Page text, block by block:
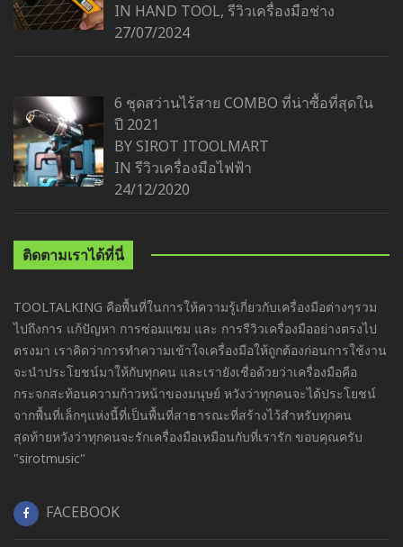
IN HAND TOOL, รีวิวเครื่องมือช่าง
27/07/2024
6 ชุดสว่านไร้สาย COMBO ที่น่าซื้อที่สุดใน
ปี 2021
BY SIROT ITOOLMART
IN รีวิวเครื่องมือไฟฟ้า
24/12/2020
ติดตามเราได้ที่นี่
TOOLTALKING คือพื้นที่ในการให้ความรู้เกี่ยวกับเครื่องมือต่างๆรวม
ไปถึงการ แก้ปัญหา การซ่อมแซม และ การรีวิวเครื่องมืออย่างตรงไป
ตรงมา เราคิดว่าการทำความเข้าใจเครื่องมือให้ถูกต้องก่อนการใช้งาน
จะนำประโยชน์มาให้กับทุกคน และเรายังเชื่อด้วยว่าเครื่องมือคือ
กระจกสะท้อนความก้าวหน้าของมนุษย์ หวังว่าทุกคนจะได้ประโยชน์
จากพื้นที่เล็กๆแห่งนี้ที่เป็นพื้นที่สาธารณะที่สร้างไว้สำหรับทุกคน
สุดท้ายหวังว่าทุกคนจะรักเครื่องมือเหมือนกับที่เรารัก ขอบคุณครับ
"sirotmusic"
FACEBOOK